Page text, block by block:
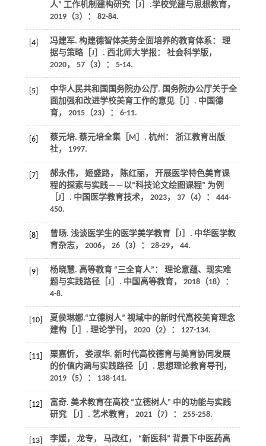
人” 工作机制建构研究［J］.学校党建与思想教育 ，
2019（3）： 82-84.
[4]
冯建军. 构建德智体美劳全面培养的教育体系： 理
据与策略［J］. 西北师大学报： 社会科学版，
2020， 57（3）： 5-14.
[5]
中华人民共和国国务院办公厅. 国务院办公厅关于全
面加强和改进学校美育工作的意见［J］. 中国德
育 ， 2015（23）： 6-11.
[6] 蔡元培. 蔡元培全集［M］. 杭州： 浙江教育出版
社， 1997.
[7]
郝永伟， 姬盛路， 陈红丽， 开展医学特色美育课
程的探索与实践——以“科技论文绘图课程” 为例
［J］. 中国医学教育技术， 2023， 37（4）： 444-
450.
[8] 曾旸. 浅谈医学生的医学美学教育［J］. 中华医学教
育杂志， 2006， 26（3）： 28-29， 44.
[9]
杨晓慧. 高等教育 “三全育人”： 理论意蕴、现实难
题与实践路径［J］. 中国高等教育 ， 2018（18）：
4-8.
[10]
夏侯琳娜.“立德树人” 视域中的新时代高校美育理念
建构［J］. 理论学刊 ， 2020（2）： 127-134.
[11]
栗嘉忻， 娄淑华. 新时代高校德育与美育协同发展
的价值内涵与实践路径［J］. 思想理论教育导刊 ，
2019（5）： 138-141.
[12]
富奇. 美术教育在高校 “立德树人” 中的功能与实践
研究 ［J］. 艺术教育 ， 2021（7）： 255-258.
[13]
李媛， 龙专， 马改红， “新医科” 背景下中医药高